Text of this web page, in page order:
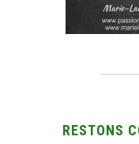
RESTONS